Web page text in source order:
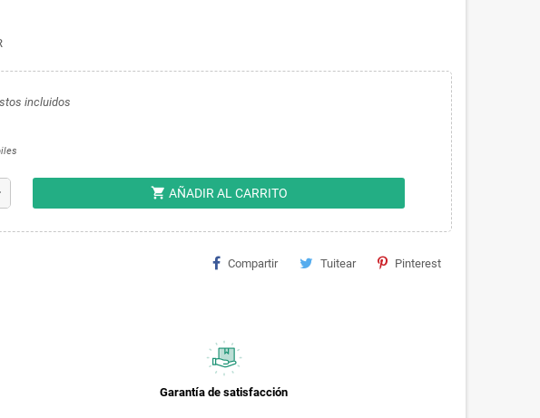
incluidos
shopping_cart AÑADIR AL CARRITO
Compartir Tuitear Pinterest
Garantía de satisfacción